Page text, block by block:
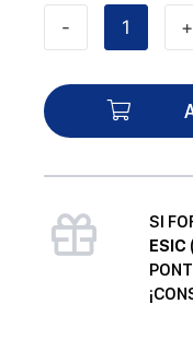
- +
SI
ESIC